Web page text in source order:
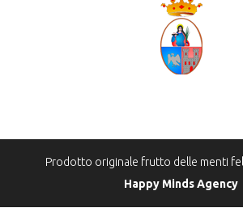
Prodotto originale frutto delle menti
Happy Minds Agency